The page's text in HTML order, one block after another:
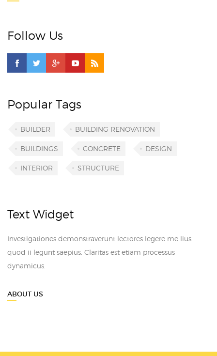
Follow Us
Popular Tags
BUILDER BUILDING RENOVATION
BUILDINGS CONCRETE DESIGN
INTERIOR STRUCTURE
Text Widget
Investigationes demonstraverunt lectores legere me lius
quod ii legunt saepius. Claritas est etiam processus
dynamicus.
ABOUT US